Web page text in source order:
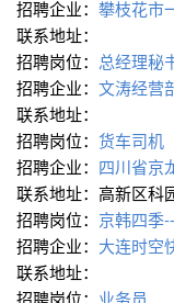
招聘企业： 攀枝花市
联系地址：
招聘岗位： 总经理秘
招聘企业： 文涛经营
联系地址：
招聘岗位： 货车司机
招聘企业： 四川省京
联系地址：高新区科
招聘岗位： 京韩四季
招聘企业： 大连时空
联系地址：
招聘岗位： 业务员